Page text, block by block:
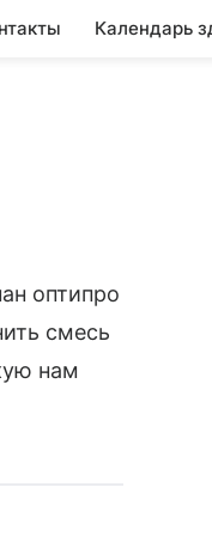
Календарь
оптипро
смесь
нам